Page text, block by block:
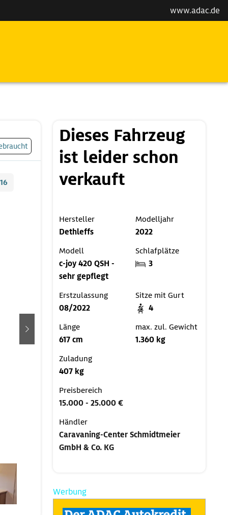
www.adac.de
weiter
Dieses Fahrzeug
ist leider schon
verkauft
Hersteller
Dethleffs
Modelljahr
2022
Modell
c-joy 420 QSH -
sehr gepflegt
Schlafplätze
3
Erstzulassung
08/2022
Sitze mit Gurt
4
Länge
617 cm
max. zul. Gewicht
1.360 kg
Zuladung
407 kg
Preisbereich
15.000 - 25.000 €
Händler
Caravaning-Center Schmidtmeier
GmbH & Co. KG
Werbung